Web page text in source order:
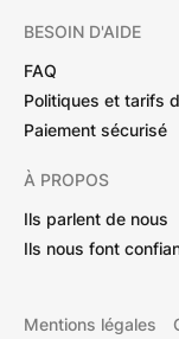
BESOIN D'AIDE
FAQ
Politiques et tarifs
Paiement sécurisé
À PROPOS
Ils parlent de nous
Ils nous font
Mentions légales